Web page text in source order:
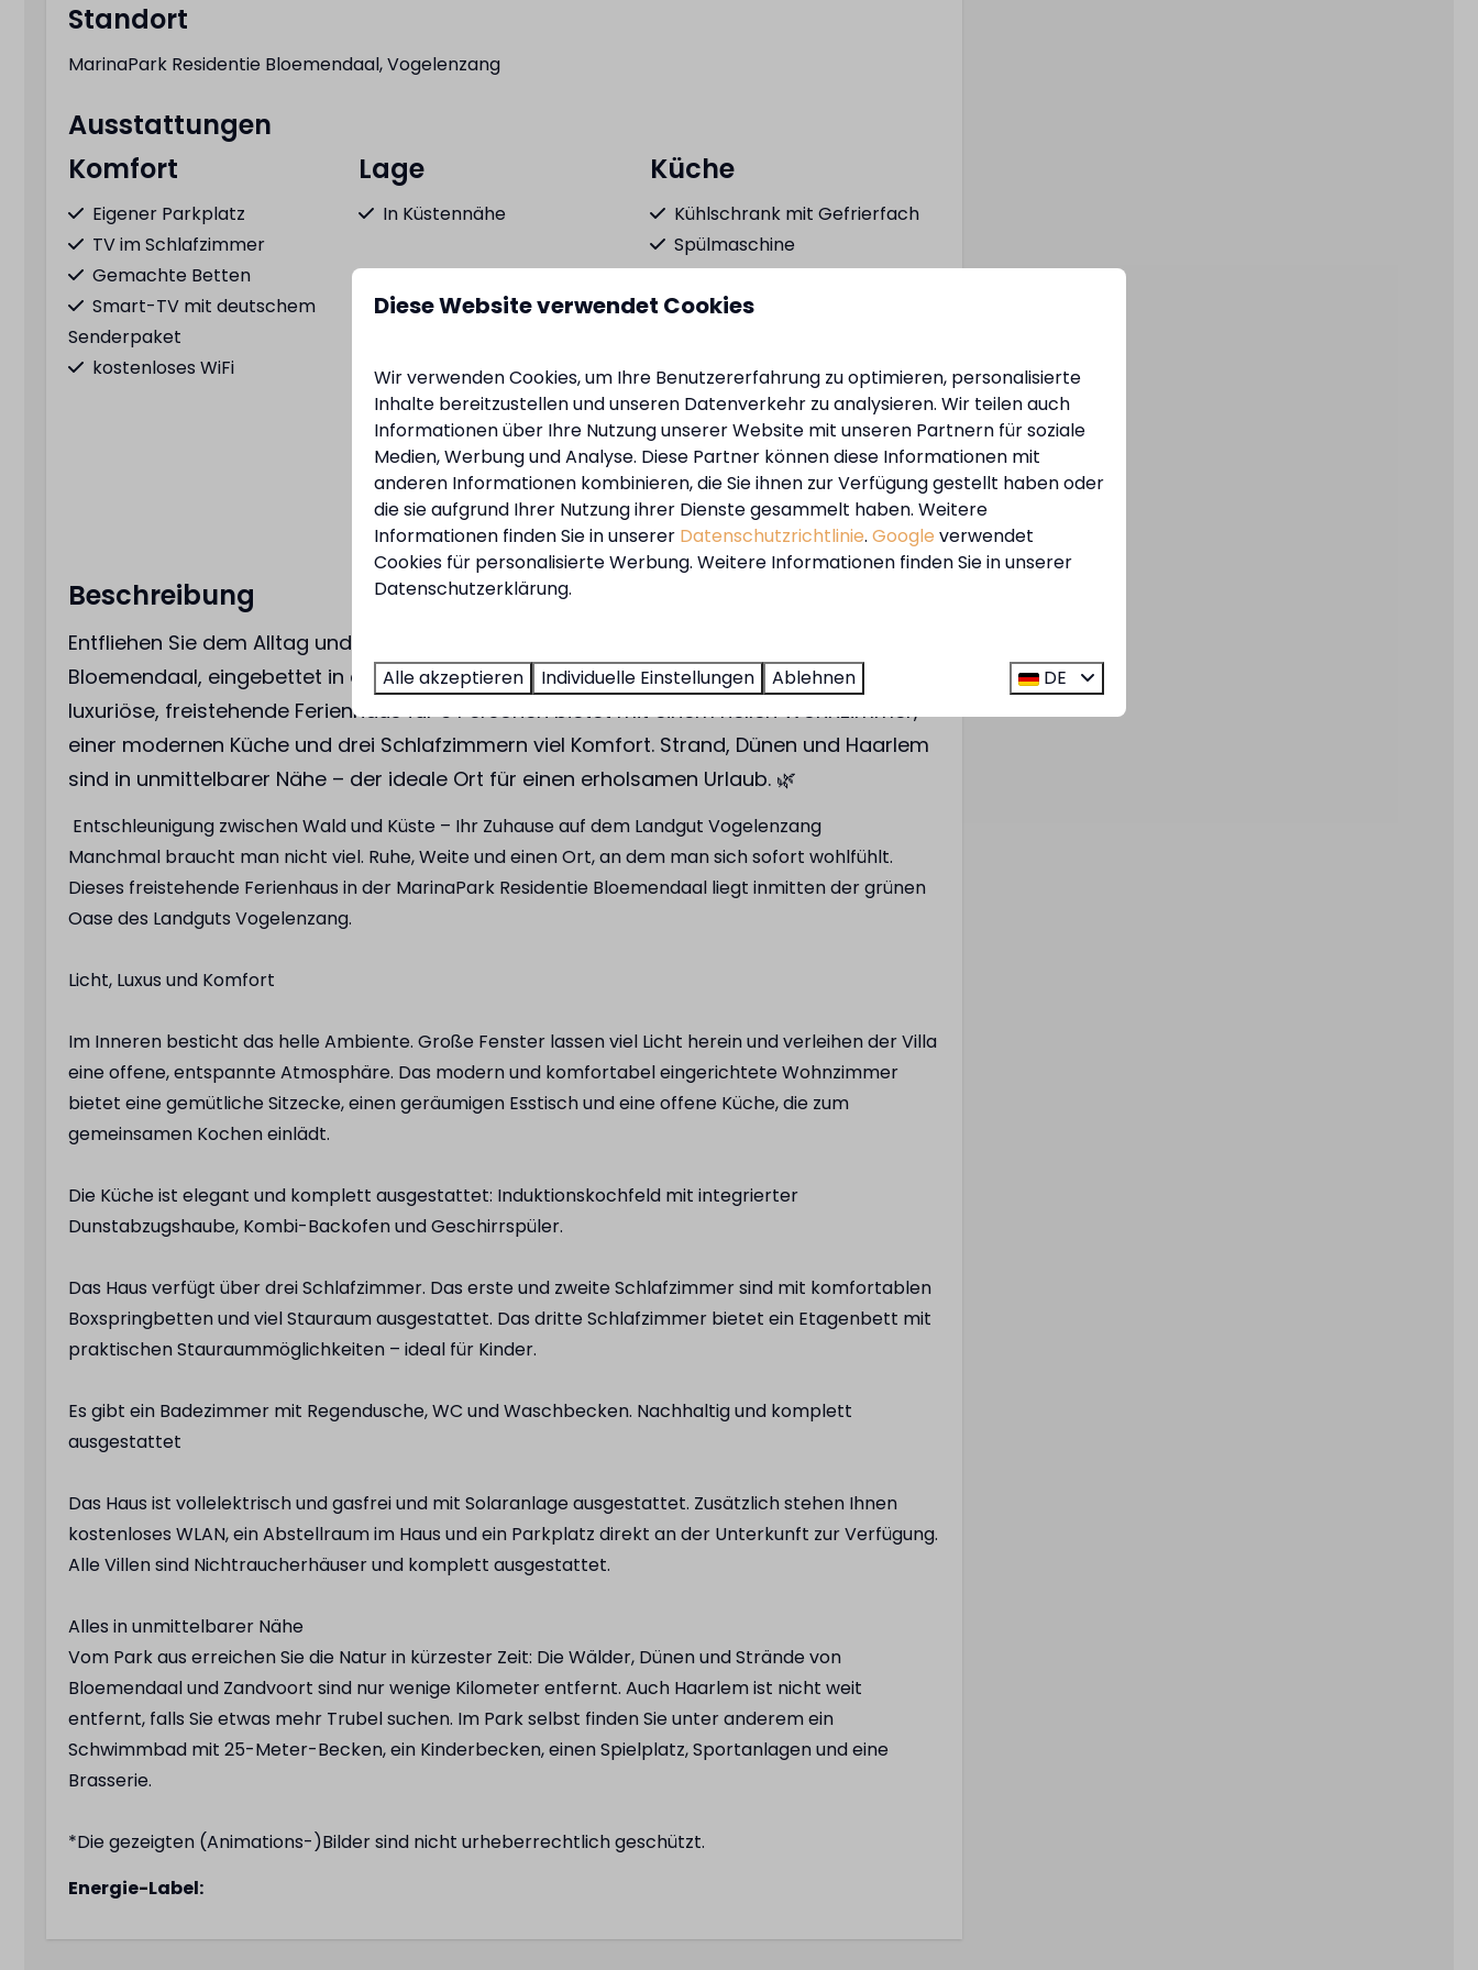
Standort
MarinaPark Residentie Bloemendaal, Vogelenzang
Ausstattungen
Komfort
Eigener Parkplatz
TV im Schlafzimmer
Gemachte Betten
Smart-TV mit deutschem
Senderpaket
kostenloses WiFi
Lage
In Küstennähe
Küche
Kühlschrank mit Gefrierfach
Spülmaschine
Kochfeld
Kombi-Mikrowelle
Besteck
Pfannenset
Toaster
Kaffeekapselmaschine
Komplette Küche
Kühlschrank
Badezimmer
Begehbare Regendusche
Außenbereich
Außenterrasse
Einrichtungen
Bouleplatz
Freibad
Kinderschwimmbad
Spielplatz
Restaurant
Fahrradverleih
Zeig mehr ↓
Beschreibung
Entfliehen Sie dem Alltag und genießen Sie Ruhe und Natur in der MarinaPark Residentie
Bloemendaal, eingebettet in das Vogelenzang Estate zwischen Wald und Küste. Dieses
luxuriöse, freistehende Ferienhaus für 6 Personen bietet mit einem hellen Wohnzimmer,
einer modernen Küche und drei Schlafzimmern viel Komfort. Strand, Dünen und Haarlem
sind in unmittelbarer Nähe – der ideale Ort für einen erholsamen Urlaub. 🌿
Entschleunigung zwischen Wald und Küste – Ihr Zuhause auf dem Landgut Vogelenzang
Manchmal braucht man nicht viel. Ruhe, Weite und einen Ort, an dem man sich sofort wohlfühlt.
Dieses freistehende Ferienhaus in der MarinaPark Residentie Bloemendaal liegt inmitten der grünen
Oase des Landguts Vogelenzang.
Licht, Luxus und Komfort
Im Inneren besticht das helle Ambiente. Große Fenster lassen viel Licht herein und verleihen der Villa
eine offene, entspannte Atmosphäre. Das modern und komfortabel eingerichtete Wohnzimmer
bietet eine gemütliche Sitzecke, einen geräumigen Esstisch und eine offene Küche, die zum
gemeinsamen Kochen einlädt.
Die Küche ist elegant und komplett ausgestattet: Induktionskochfeld mit integrierter
Dunstabzugshaube, Kombi-Backofen und Geschirrspüler.
Das Haus verfügt über drei Schlafzimmer. Das erste und zweite Schlafzimmer sind mit komfortablen
Boxspringbetten und viel Stauraum ausgestattet. Das dritte Schlafzimmer bietet ein Etagenbett mit
praktischen Stauraummöglichkeiten – ideal für Kinder.
Es gibt ein Badezimmer mit Regendusche, WC und Waschbecken. Nachhaltig und komplett
ausgestattet
Das Haus ist vollelektrisch und gasfrei und mit Solaranlage ausgestattet. Zusätzlich stehen Ihnen
kostenloses WLAN, ein Abstellraum im Haus und ein Parkplatz direkt an der Unterkunft zur Verfügung.
Alle Villen sind Nichtraucherhäuser und komplett ausgestattet.
Alles in unmittelbarer Nähe
Vom Park aus erreichen Sie die Natur in kürzester Zeit: Die Wälder, Dünen und Strände von
Bloemendaal und Zandvoort sind nur wenige Kilometer entfernt. Auch Haarlem ist nicht weit
entfernt, falls Sie etwas mehr Trubel suchen. Im Park selbst finden Sie unter anderem ein
Schwimmbad mit 25-Meter-Becken, ein Kinderbecken, einen Spielplatz, Sportanlagen und eine
Brasserie.
*Die gezeigten (Animations-)Bilder sind nicht urheberrechtlich geschützt.
Energie-Label:
Diese Website verwendet Cookies
Wir verwenden Cookies, um Ihre Benutzererfahrung zu optimieren, personalisierte
Inhalte bereitzustellen und unseren Datenverkehr zu analysieren. Wir teilen auch
Informationen über Ihre Nutzung unserer Website mit unseren Partnern für soziale
Medien, Werbung und Analyse. Diese Partner können diese Informationen mit
anderen Informationen kombinieren, die Sie ihnen zur Verfügung gestellt haben oder
die sie aufgrund Ihrer Nutzung ihrer Dienste gesammelt haben. Weitere
Informationen finden Sie in unserer Datenschutzrichtlinie. Google verwendet
Cookies für personalisierte Werbung. Weitere Informationen finden Sie in unserer
Datenschutzerklärung.
Alle akzeptieren Individuelle Einstellungen Ablehnen DE